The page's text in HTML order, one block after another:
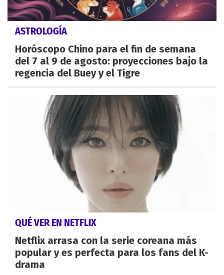
ASTROLOGÍA
Horóscopo Chino para el fin de semana
del 7 al 9 de agosto: proyecciones bajo la
regencia del Buey y el Tigre
QUÉ VER EN NETFLIX
Netflix arrasa con la serie coreana más
popular y es perfecta para los fans del K-
drama